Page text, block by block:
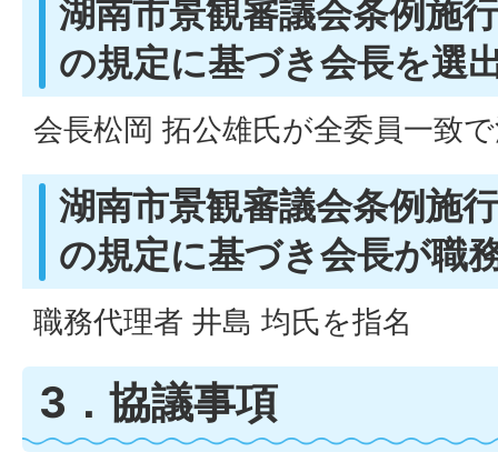
湖南市景観審議会条例施
の規定に基づき会長を選
会長松岡 拓公雄氏が全委員一致
湖南市景観審議会条例施
の規定に基づき会長が職
職務代理者 井島 均氏を指名
3．協議事項